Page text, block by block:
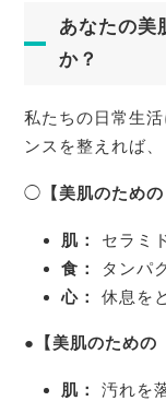
あなたの美
か？
私たちの日常生
ンスを整えれば
◯ 【美肌のため
肌：
セラミ
食：
タンパ
心：
休息を
● 【美肌のための
肌：
汚れを